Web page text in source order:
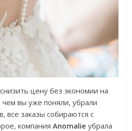
цену без экономии на
чем вы уже поняли, убрали
все заказы собираются с
компанияAnomalie убрала